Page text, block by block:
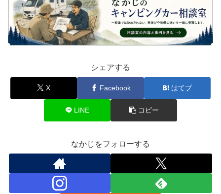
シェアする
X Facebook はてブ
LINE コピー
なかじをフォローする